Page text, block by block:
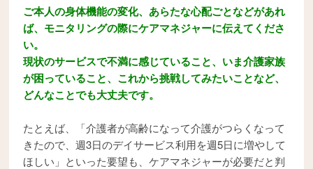
ご本人の身体機能の変化、あらたな心配ごとなどがあれ
ば、モニタリングの際にケアマネジャーに伝えてくださ
い。
現状のサービスで不満に感じていること、いま介護家族
が困っていること、これから挑戦してみたいことなど、
どんなことでも大丈夫です。
たとえば、「介護者が高齢になって介護がつらくなって
きたので、週3日のデイサービス利用を週5日に増やして
ほしい」といった要望も、ケアマネジャーが必要だと判